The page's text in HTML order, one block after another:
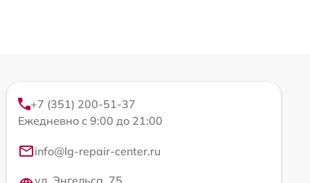
+7 (351) 200-51-37
Ежедневно с 9:00 до 21:00
info@lg-repair-center.ru
ул. Энгельса, 75